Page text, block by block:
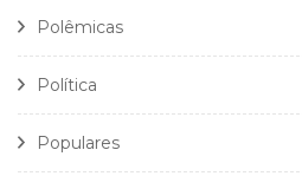
Polêmicas
Política
Populares